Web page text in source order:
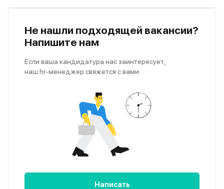
Не нашли подходящей вакансии?
Напишите нам
Если ваша кандидатура нас заинтересует,
наш hr-менеджер свяжется с вами
Написать